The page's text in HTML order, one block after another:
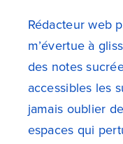
Rédacteur web
m’évertue à
des notes
accessibles les
jamais oublier
espaces qui